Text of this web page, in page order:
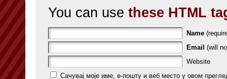
You can use these HTML
Name
Email (will
Website
Сачувај моје име, е-пошту и веб место у овом